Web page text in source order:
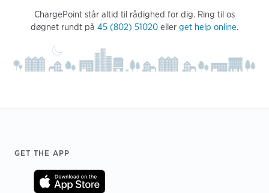
ChargePoint står altid til rådighed for dig. Ring til os
døgnet rundt på 45 (802) 51020 eller get help online.
Footer
GET THE APP